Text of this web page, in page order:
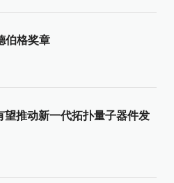
伯格奖章
望推动新一代拓扑量子器件发